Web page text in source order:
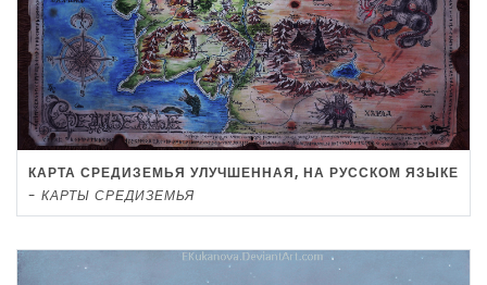
КАРТА СРЕДИЗЕМЬЯ УЛУЧШЕННАЯ, НА РУССКОМ ЯЗЫКЕ
- КАРТЫ СРЕДИЗЕМЬЯ